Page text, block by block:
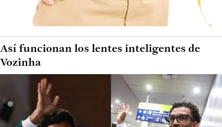
Así funcionan los lentes inteligentes de
Vozinha